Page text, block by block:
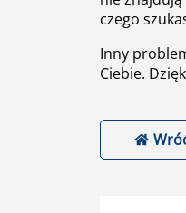
czego
Inny
Ciebie.